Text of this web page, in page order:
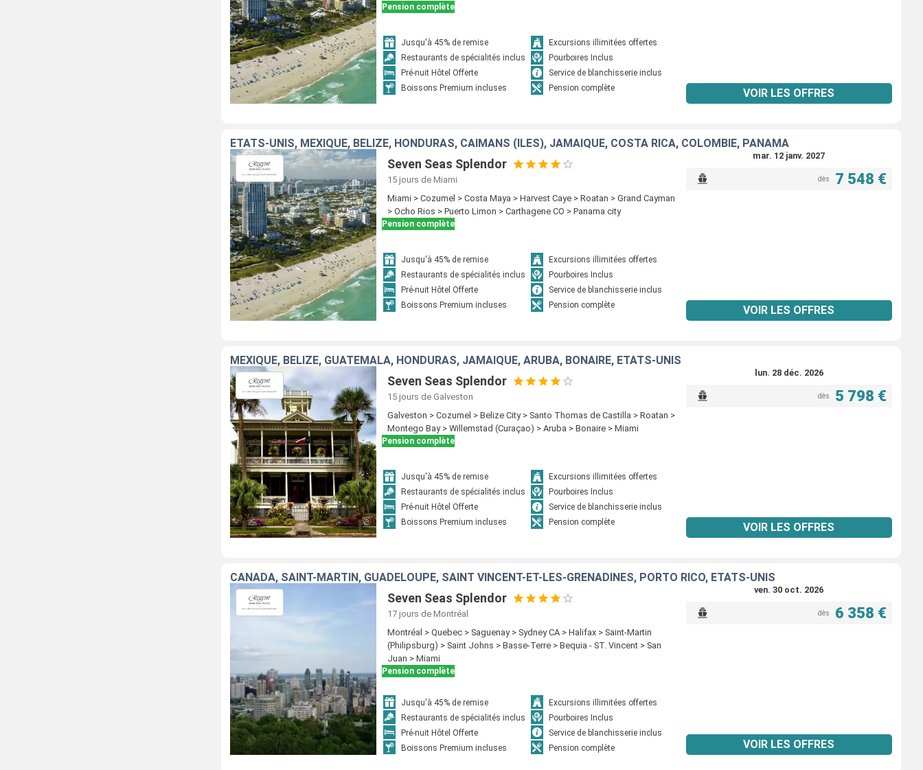
Pension complète
Jusqu'à 45% de remise
Excursions illimitées offertes
Restaurants de spécialités inclus
Pourboires Inclus
Pré-nuit Hôtel Offerte
Service de blanchisserie inclus
Boissons Premium incluses
Pension complète VOIR LES OFFRES
ÉTATS-UNIS, MEXIQUE, BELIZE, HONDURAS, CAÏMANS (ÎLES), JAMAÏQUE, COSTA RICA, COLOMBIE, PANAMA
Seven Seas Splendor
15 jours de Miami
Miami > Cozumel > Costa Maya > Harvest Caye > Roatan > Grand Cayman
> Ocho Rios > Puerto Limon > Carthagene CO > Panama city
Pension complète
Jusqu'à 45% de remise
Excursions illimitées offertes
Restaurants de spécialités inclus
Pourboires Inclus
Pré-nuit Hôtel Offerte
Service de blanchisserie inclus
Boissons Premium incluses
Pension complète
mar. 12 janv. 2027
dès 7 548 €
VOIR LES OFFRES
MEXIQUE, BELIZE, GUATEMALA, HONDURAS, JAMAÏQUE, ARUBA, BONAIRE, ÉTATS-UNIS
Seven Seas Splendor
15 jours de Galveston
Galveston > Cozumel > Belize City > Santo Thomas de Castilla > Roatan >
Montego Bay > Willemstad (Curaçao) > Aruba > Bonaire > Miami
Pension complète
Jusqu'à 45% de remise
Excursions illimitées offertes
Restaurants de spécialités inclus
Pourboires Inclus
Pré-nuit Hôtel Offerte
Service de blanchisserie inclus
Boissons Premium incluses
Pension complète
lun. 28 déc. 2026
dès 5 798 €
VOIR LES OFFRES
CANADA, SAINT-MARTIN, GUADELOUPE, SAINT VINCENT-ET-LES-GRENADINES, PORTO RICO, ÉTATS-UNIS
Seven Seas Splendor
17 jours de Montréal
Montréal > Quebec > Saguenay > Sydney CA > Halifax > Saint-Martin
(Philipsburg) > Saint Johns > Basse-Terre > Bequia - ST. Vincent > San
Juan > Miami
Pension complète
Jusqu'à 45% de remise
Excursions illimitées offertes
Restaurants de spécialités inclus
Pourboires Inclus
Pré-nuit Hôtel Offerte
Service de blanchisserie inclus
Boissons Premium incluses
Pension complète
ven. 30 oct. 2026
dès 6 358 €
VOIR LES OFFRES